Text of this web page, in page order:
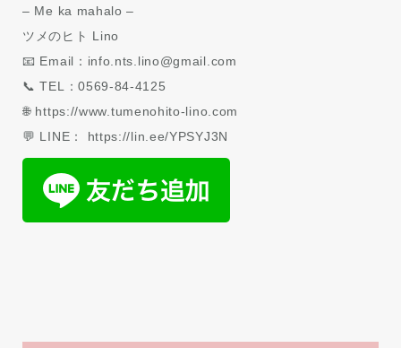
– Me ka mahalo –
ツメのヒト Lino
📧 Email：info.nts.lino@gmail.com
📞 TEL：0569-84-4125
🌐 https://www.tumenohito-lino.com
💬 LINE： https://lin.ee/YPSYJ3N